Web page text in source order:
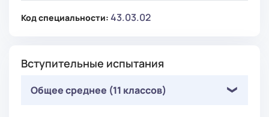
Школа (11 классов), НПО, СПО (непроф.),
Россия,Беларусь,Казахстан,
Украина,Узбекистан,Туркменистан,
87 117 KGS / год
Код специальности: 43.03.02
Вступительные испытания
Общее среднее (11 классов)